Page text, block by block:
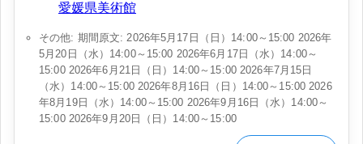
愛媛県美術館
その他: 期間原文: 2026年5月17日（日）14:00～15:00 2026年
5月20日（水）14:00～15:00 2026年6月17日（水）14:00～
15:00 2026年6月21日（日）14:00～15:00 2026年7月15日
（水）14:00～15:00 2026年8月16日（日）14:00～15:00 2026
年8月19日（水）14:00～15:00 2026年9月16日（水）14:00～
15:00 2026年9月20日（日）14:00～15:00